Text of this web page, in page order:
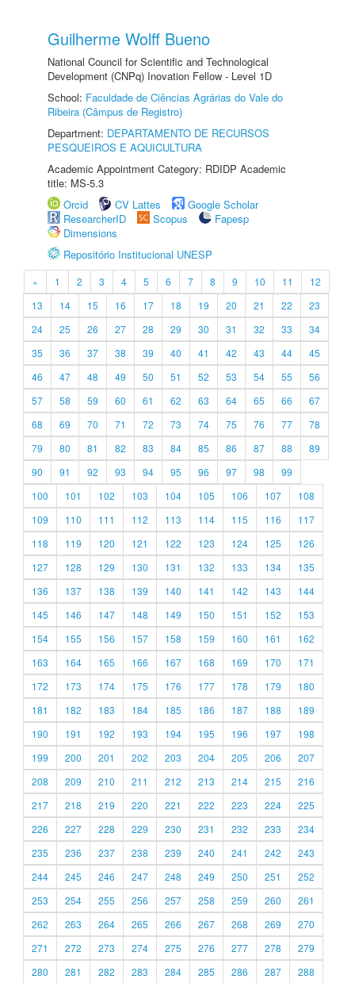
Guilherme Wolff Bueno
National Council for Scientific and Technological
Development (CNPq) Inovation Fellow - Level 1D
School: Faculdade de Ciências Agrárias do Vale do
Ribeira (Câmpus de Registro)
Department: DEPARTAMENTO DE RECURSOS
PESQUEIROS E AQUICULTURA
Academic Appointment Category: RDIDP Academic
title: MS-5.3
Orcid
CV Lattes
Google Scholar
ResearcherID
Scopus
Fapesp
Dimensions
Repositório Institucional UNESP
« 1 2 3 4 5 6 7 8 9 10 11
12
13
14 15 16 17 18 19 20 21 22
23
24
25 26 27 28 29 30 31 32 33
34
35
36 37 38 39 40 41 42 43 44
45
46
47 48 49 50 51 52 53 54 55
56
57
58 59 60 61 62 63 64 65 66
67
68
69 70 71 72 73 74 75 76 77
78
79
80 81 82 83 84 85 86 87 88
89
90
91 92 93 94 95 96 97 98
99
100
101 102 103 104 105 106 107
108
109
110 111 112 113 114 115 116
117
118
119 120 121 122 123 124 125
126
127
128 129 130 131 132 133 134
135
136
137 138 139 140 141 142 143
144
145
146 147 148 149 150 151 152
153
154
155 156 157 158 159 160 161
162
163
164 165 166 167 168 169 170
171
172
173 174 175 176 177 178 179
180
181
182 183 184 185 186 187 188
189
190
191 192 193 194 195 196 197
198
199
200 201 202 203 204 205 206
207
208
209 210 211 212 213 214 215
216
217
218 219 220 221 222 223 224
225
226
227 228 229 230 231 232 233
234
235
236 237 238 239 240 241 242
243
244
245 246 247 248 249 250 251
252
253
254 255 256 257 258 259 260
261
262
263 264 265 266 267 268 269
270
271
272 273 274 275 276 277 278
279
280
281 282 283 284 285 286 287 288